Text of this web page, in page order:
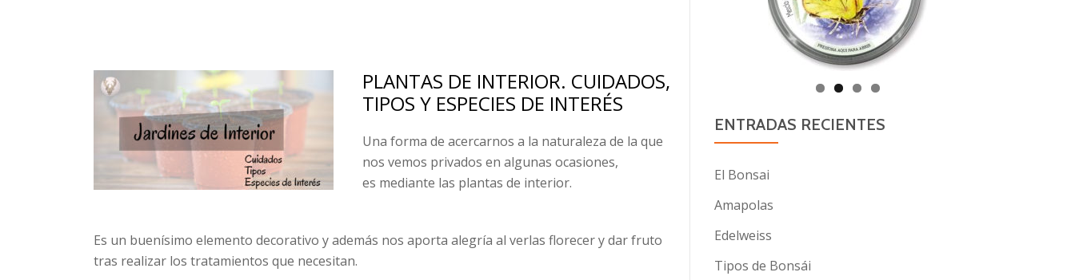
PLANTAS DE INTERIOR. CUIDADOS,
TIPOS Y ESPECIES DE INTERÉS
Una forma de acercarnos a la naturaleza de la que
nos vemos privados en algunas ocasiones,
es mediante las plantas de interior.
Es un buenísimo elemento decorativo y además nos aporta alegría al verlas florecer y dar fruto
tras realizar los tratamientos que necesitan.
ENTRADAS RECIENTES
El Bonsai
Amapolas
Edelweiss
Tipos de Bonsái